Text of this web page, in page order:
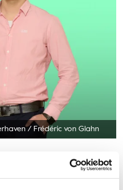
/Frédéric von Glahn